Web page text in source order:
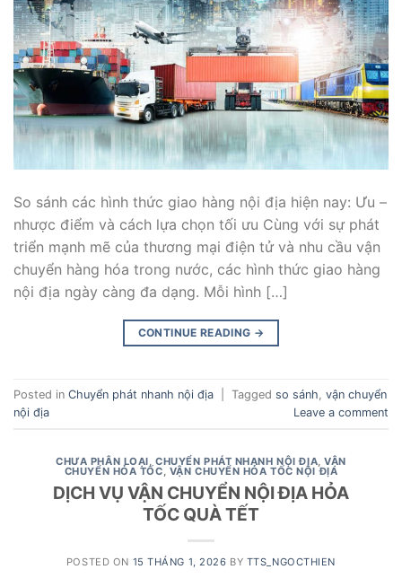
So sánh các hình thức giao hàng nội địa hiện nay: Ưu –
nhược điểm và cách lựa chọn tối ưu Cùng với sự phát
triển mạnh mẽ của thương mại điện tử và nhu cầu vận
chuyển hàng hóa trong nước, các hình thức giao hàng
nội địa ngày càng đa dạng. Mỗi hình […]
CONTINUE READING →
Posted in Chuyển phát nhanh nội địa Tagged so sánh vận chuyển
nội địa
Leave a comment
CHƯA PHÂN LOẠI,CHUYỂN PHÁT NHANH NỘI ĐỊA,VẬN
CHUYỂN HỎA TỐC, VẬN CHUYỂN HỎA TỐC NỘI ĐỊA
DỊCH VỤ VẬN CHUYỂN NỘI ĐỊA HỎA
TỐC QUÀ TẾT
POSTED ON 15 THÁNG 1, 2026 BY TTS_NGOCTHIEN